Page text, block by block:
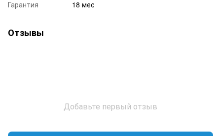
Гарантия
18 мес
Отзывы
Добавьте первый отзыв